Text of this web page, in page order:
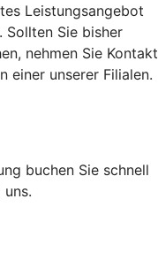
Leistungsangebot
Sollten Sie bisher
nehmen Sie Kontakt
einer unserer Filialen.
buchen Sie schnell